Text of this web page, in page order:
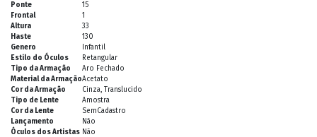
Ponte
15
Frontal
1
Altura
33
Haste
130
Genero
Infantil
Estilo do Óculos
Retangular
Tipo da Armação
Aro Fechado
Material da ArmaçãoAcetato
Cor da Armação
Cinza, Translucido
Tipo de Lente
Amostra
Cor da Lente
SemCadastro
Lançamento
Não
Óculos dos Artistas Não